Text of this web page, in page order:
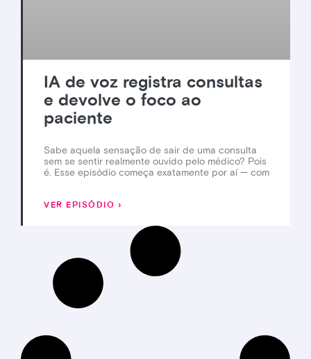
IA de voz registra consultas
e devolve o foco ao
paciente
Sabe aquela sensação de sair de uma consulta
sem se sentir realmente ouvido pelo médico? Pois
é. Esse episódio começa exatamente por aí — com
VER EPISÓDIO ›